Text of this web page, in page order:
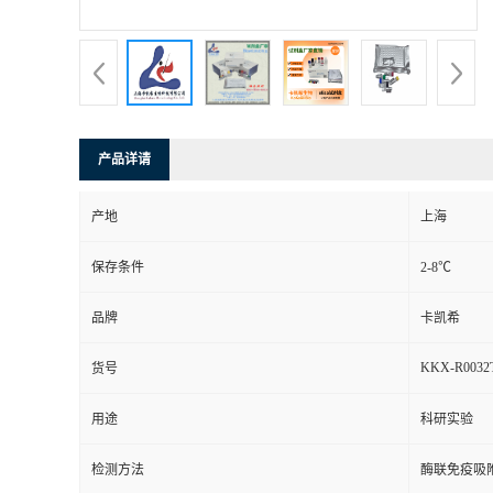
产品详请
产地 上海
保存条件 2-8℃
品牌 卡凯希
货号 KKX-
用途 科研实验
检测方法 酶联免疫吸